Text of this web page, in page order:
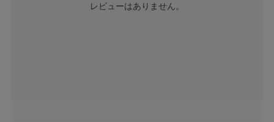
レビューはありません。